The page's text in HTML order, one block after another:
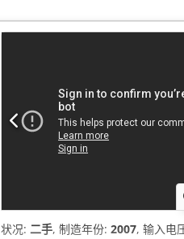
状况: 二手, 制造年份: 2007, 输入电